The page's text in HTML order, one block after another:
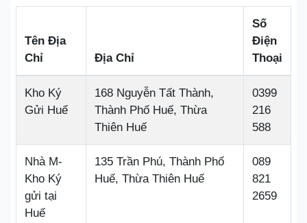
Tên Địa
Chỉ
Địa Chỉ
Số
Điện
Thoại
Kho Ký
Gửi Huế
168 Nguyễn Tất Thành,
Thành Phố Huế, Thừa
Thiên Huế
0399
216
588
Nhà M-
Kho Ký
gửi tại
Huế
135 Trần Phú, Thành Phố
Huế, Thừa Thiên Huế
089
821
2659